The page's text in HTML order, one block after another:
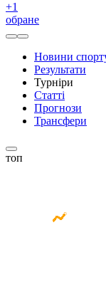
+1
обране
Новини
Результати
Турніри
Статті
Прогнози
Трансфери
топ